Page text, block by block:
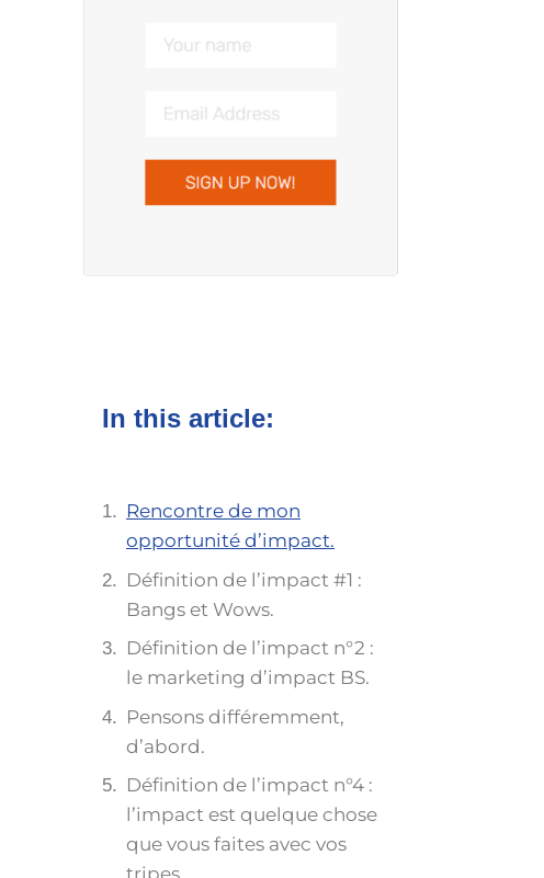
In this article:
Rencontre de mon
opportunité d’impact.
Définition de l’impact #1 :
Bangs et Wows.
Définition de l’impact n°2 :
le marketing d’impact BS.
Pensons différemment,
d’abord.
Définition de l’impact n°4 :
l’impact est quelque chose
que vous faites avec vos